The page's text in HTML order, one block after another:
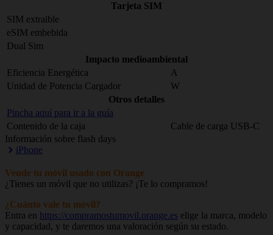
Tarjeta SIM
SIM extraible
eSIM embebida
Dual Sim
Impacto medioambiental
Eficiencia Energética
A
Unidad de Potencia Cargador
W
Otros detalles
Pincha aquí para ir a la guía
Contenido de la caja
Cable de carga USB-C
Información sobre flash days
iPhone
Vende tu móvil usado con Orange
¿Tienes un móvil que no utilizas? ¡Te lo compramos!
¿Cuánto vale tu móvil?
Entra en https://compramostumovil.orange.es elige la marca, modelo
y capacidad, y te daremos una valoración según su estado.